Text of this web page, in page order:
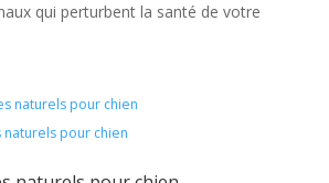
qui perturbent la santé de votre
naturels pour chien
naturels pour chien